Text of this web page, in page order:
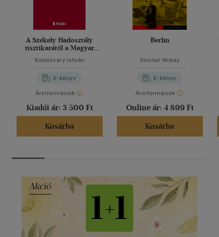
A Székely Hadosztály
tisztikarától a Magyar
1918 és 1984 között
Kolozsváry István
E-könyv
Árinformációk
Kiadói ár: 3 500 Ft
Kosárba
Berlin
Sinclair Mckay
E-könyv
Árinformációk
Online ár: 4 899 Ft
Kosárba